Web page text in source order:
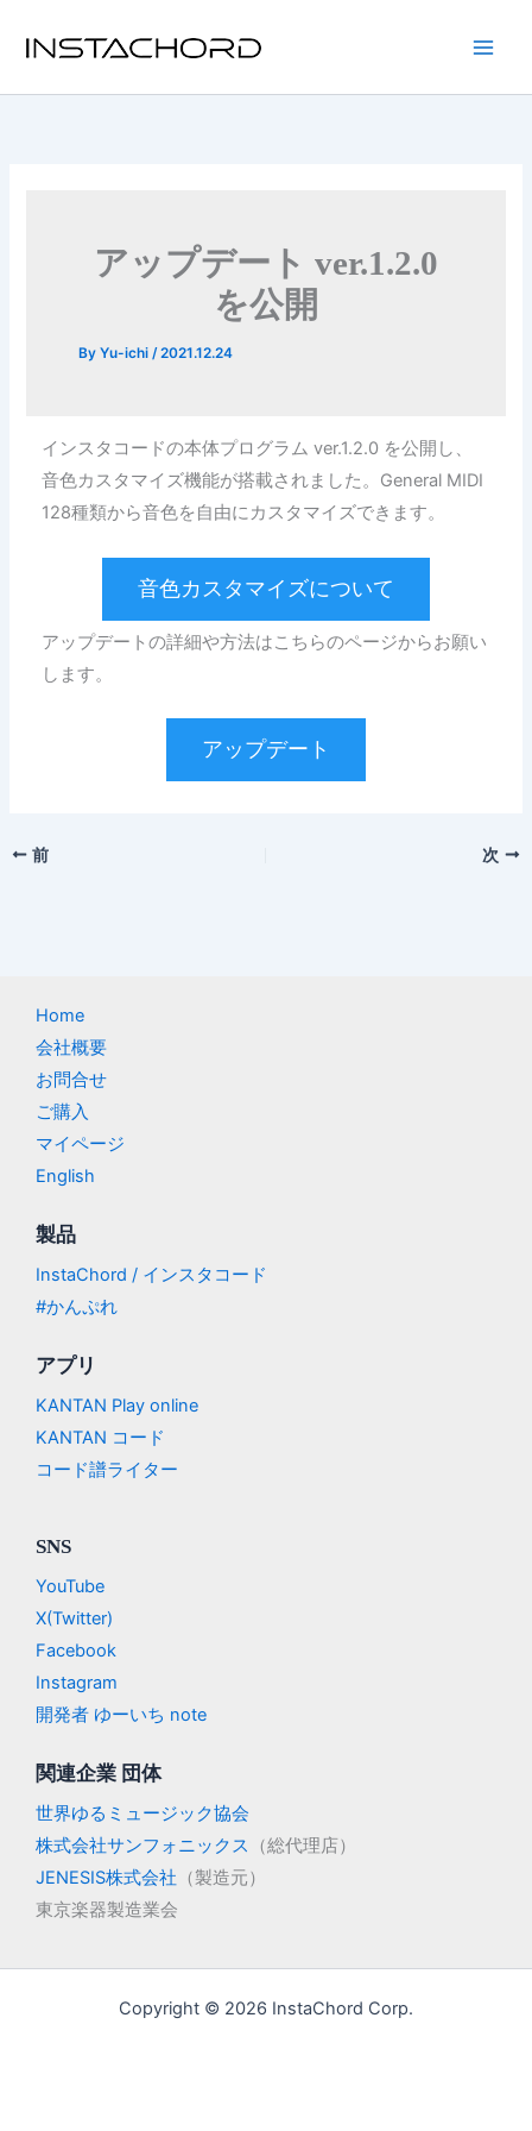
アップデート ver.1.2.0
を公開
ByYu-ichi/2021.12.24
インスタコードの本体プログラム ver.1.2.0 を公開し、
音色カスタマイズ機能が搭載されました。General MIDI
128種類から音色を自由にカスタマイズできます。
音色カスタマイズについて
アップデートの詳細や方法はこちらのページからお願い
します。
アップデート
前 次
Home
会社概要
お問合せ
ご購入
マイページ
English
製品
InstaChord / インスタコード
#かんぷれ
アプリ
KANTAN Play online
KANTAN コード
コード譜ライター
SNS
YouTube
X(Twitter)
Facebook
Instagram
開発者 ゆーいち note
関連企業 団体
世界ゆるミュージック協会
株式会社サンフォニックス
（総代理店）
JENESIS株式会社 （製造元）
東京楽器製造業会
Copyright © 2026 InstaChord Corp.